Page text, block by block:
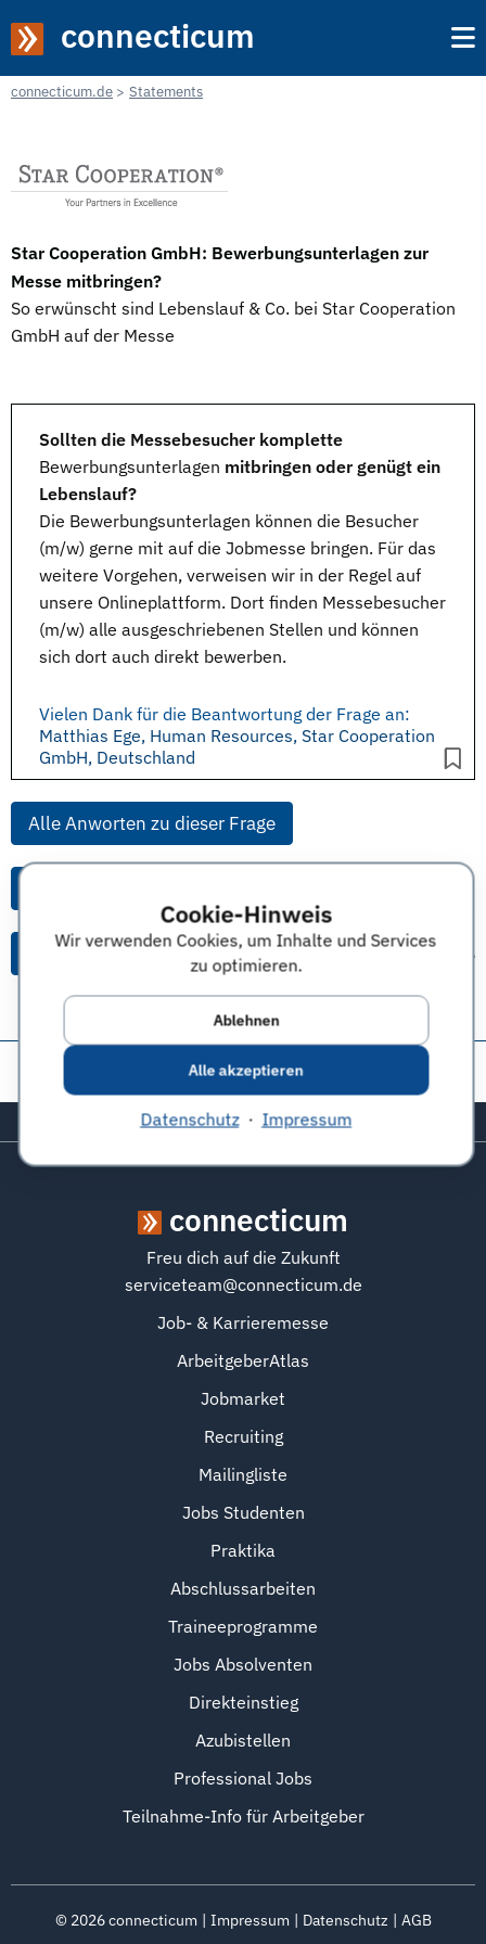
Cookie-Hinweis
Wir verwenden Cookies, um Inhalte und Services
zu optimieren.
Ablehnen
Alle akzeptieren
Datenschutz· Impressum
connecticum
connecticum.de Statements
Star Cooperation GmbH: Bewerbungsunterlagen zur
Messe mitbringen?
So erwünscht sind Lebenslauf & Co. bei Star Cooperation
GmbH auf der Messe
Sollten die Messebesucher komplette
Bewerbungsunterlagen mitbringen oder genügt ein
Lebenslauf?
Die Bewerbungsunterlagen können die Besucher
(m/w) gerne mit auf die Jobmesse bringen. Für das
weitere Vorgehen, verweisen wir in der Regel auf
unsere Onlineplattform. Dort finden Messebesucher
(m/w) alle ausgeschriebenen Stellen und können
sich dort auch direkt bewerben.
Vielen Dank für die Beantwortung der Frage an:
Matthias Ege, Human Resources, Star Cooperation
GmbH, Deutschland
Alle Anworten zu dieser Frage
Alle Themen & Expertentipps
Diese Seite teilen:
Zurück zum Seitenanfang
connecticum
Freu dich auf die Zukunft
serviceteam@connecticum.de
Job- & Karrieremesse
ArbeitgeberAtlas
Jobmarket
Recruiting
Mailingliste
Jobs Studenten
Praktika
Abschlussarbeiten
Traineeprogramme
Jobs Absolventen
Direkteinstieg
Azubistellen
Professional Jobs
Teilnahme-Info für Arbeitgeber
© 2026connecticum Impressum Datenschutz AGB